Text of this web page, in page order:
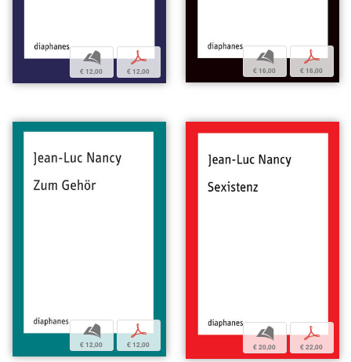
b
€ 12,00
p
€ 12,00
b
€ 16,00
p
€ 16,00
b
€ 12,00
p
€ 12,00
b
€ 20,00
p
€ 22,00